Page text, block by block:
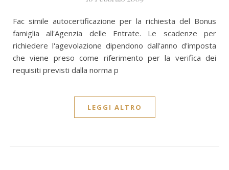
Fac simile autocertificazione per la richiesta del Bonus
famiglia all'Agenzia delle Entrate. Le scadenze per
richiedere l'agevolazione dipendono dall'anno d'imposta
che viene preso come riferimento per la verifica dei
requisiti previsti dalla norma p
LEGGI ALTRO